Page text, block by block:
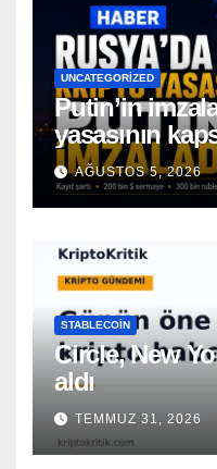
UNCATEGORIZED
Putin’in
yasasının
AĞUSTOS 5, 2026
STABLECOIN
Circle, New
aldı
TEMMUZ 31, 2026